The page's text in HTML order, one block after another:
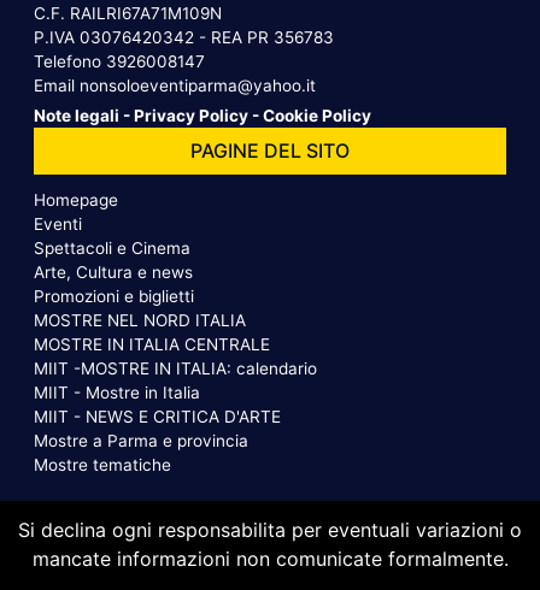
C.F. RAILRI67A71M109N
P.IVA 03076420342 - REA PR 356783
Telefono 3926008147
Email nonsoloeventiparma@yahoo.it
Note legali -Privacy Policy -Cookie Policy
PAGINE DEL SITO
Homepage
Eventi
Spettacoli e Cinema
Arte, Cultura e news
Promozioni e biglietti
MOSTRE NEL NORD ITALIA
MOSTRE IN ITALIA CENTRALE
MIIT -MOSTRE IN ITALIA: calendario
MIIT - Mostre in Italia
MIIT - NEWS E CRITICA D'ARTE
Mostre a Parma e provincia
Mostre tematiche
Si declina ogni responsabilita per eventuali variazioni o
mancate informazioni non comunicate formalmente.